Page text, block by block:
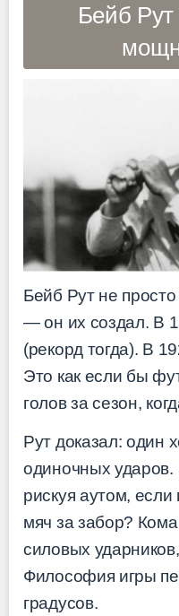
Бейб
Бейб Рут не
— он их создал. В
(рекорд тогда). В
Это как если бы
голов за сезон,
Рут доказал: один
одиночных
рискуя аутом,
мяч за забор?
силовых
Философия игры
градусов.